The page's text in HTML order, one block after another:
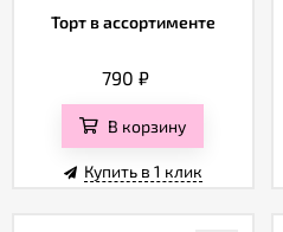
Торт в ассортименте
790₽
В корзину
Купить в 1 клик